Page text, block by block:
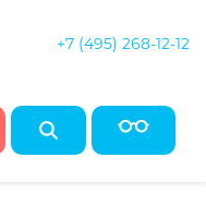
+7 (495) 268-12-12